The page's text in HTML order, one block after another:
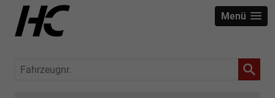
Menü
Fahrzeugnr.